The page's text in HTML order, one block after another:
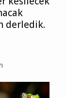
derledik.